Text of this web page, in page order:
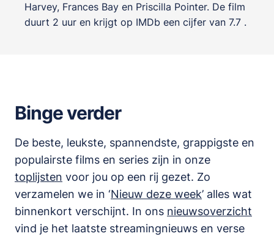
Harvey, Frances Bay en Priscilla Pointer. De film
duurt 2 uur en krijgt op IMDb een cijfer van 7.7 .
Binge verder
De beste, leukste, spannendste, grappigste en
populairste films en series zijn in onze
toplijsten voor jou op een rij gezet. Zo
verzamelen we in ‘Nieuw deze week’ alles wat
binnenkort verschijnt. In ons nieuwsoverzicht
vind je het laatste streamingnieuws en verse